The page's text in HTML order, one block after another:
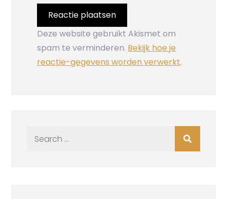
Deze website gebruikt Akismet om
spam te verminderen. Bekijk hoe je
reactie-gegevens worden verwerkt.